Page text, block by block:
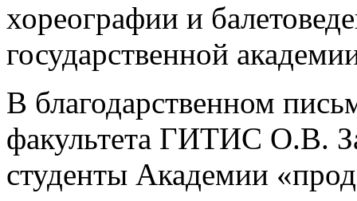
хореографии и
государственной
В благодарственном
факультета ГИТИС О.В.
студенты Академии